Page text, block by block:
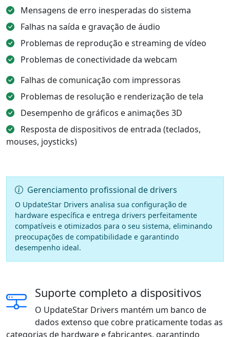
Mensagens de erro inesperadas do sistema
Falhas na saída e gravação de áudio
Problemas de reprodução e streaming de vídeo
Problemas de conectividade da webcam
Falhas de comunicação com impressoras
Problemas de resolução e renderização de tela
Desempenho de gráficos e animações 3D
Resposta de dispositivos de entrada (teclados,
mouses, joysticks)
Gerenciamento profissional de drivers
O UpdateStar Drivers analisa sua configuração de
hardware específica e entrega drivers perfeitamente
compatíveis e otimizados para o seu sistema, eliminando
preocupações de compatibilidade e garantindo
desempenho ideal.
Suporte completo a dispositivos
O UpdateStar Drivers mantém um banco de
dados extenso que cobre praticamente todas as
categorias de hardware e fabricantes, garantindo